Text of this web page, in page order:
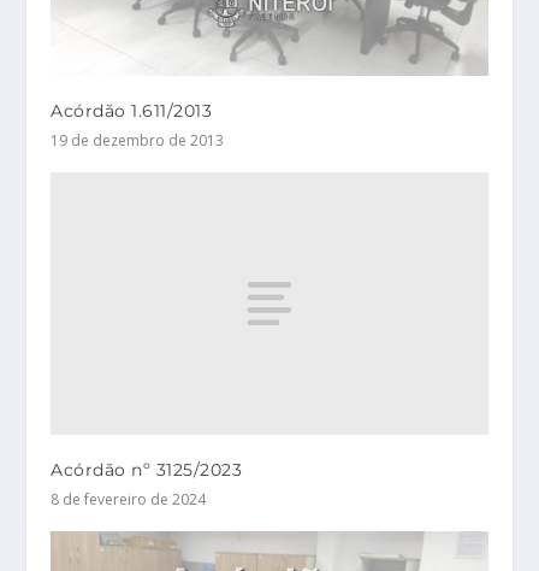
Acórdão 1.611/2013
19 de dezembro de 2013
Acórdão nº 3125/2023
8 de fevereiro de 2024